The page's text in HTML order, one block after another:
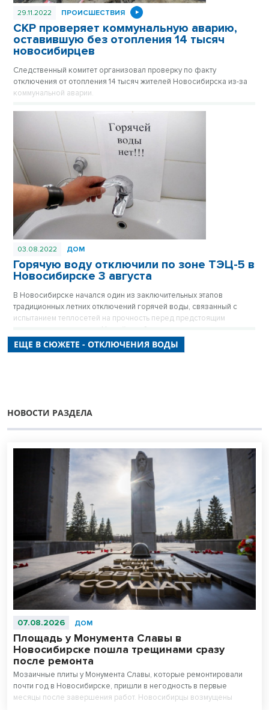
29.11.2022 ПРОИСШЕСТВИЯ
СКР проверяет коммунальную аварию,
оставившую без отопления 14 тысяч
новосибирцев
Следственный комитет организовал проверку по факту
отключения от отопления 14 тысяч жителей Новосибирска из-за
коммунальной аварии.
03.08.2022 ДОМ
Горячую воду отключили по зоне ТЭЦ-5 в
Новосибирске 3 августа
В Новосибирске начался один из заключительных этапов
традиционных летних отключений горячей воды, связанный с
испытанием теплосетей на прочность перед предстоящим
отопительным сезоном. На сей раз без привычного городского
комфорта остались десятки тысяч людей, чьи дома подключены к
зоне теплоснабжения ТЭЦ-5. Кому предстоит греть воду в
ЕЩЕ В СЮЖЕТЕ - ОТКЛЮЧЕНИЯ ВОДЫ
НОВОСТИ РАЗДЕЛА
07.08.2026 ДОМ
Площадь у Монумента Славы в
Новосибирске пошла трещинами сразу
после ремонта
Мозаичные плиты у Монумента Славы, которые ремонтировали
почти год в Новосибирске, пришли в негодность в первые
месяцы после завершения работ. Новосибирцы возмущены